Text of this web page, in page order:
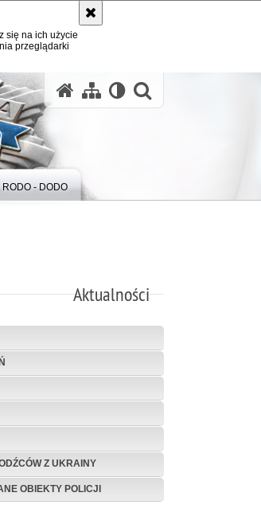
się na ich użycie
przeglądarki
RODO - DODO
Aktualności
Z UKRAINY
OBIEKTY POLICJI